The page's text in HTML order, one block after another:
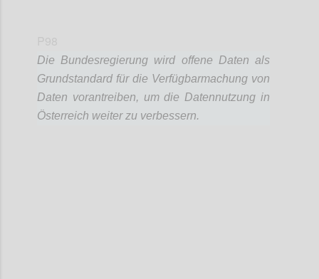
Die Bundesregierung wird offene Daten als
Grundstandard für die Verfügbarmachung von
Daten vorantreiben, um die Datennutzung in
Österreich weiter zu verbessern.